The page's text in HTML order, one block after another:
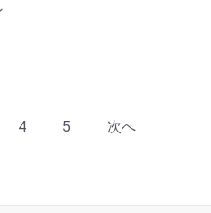
4 5 次へ